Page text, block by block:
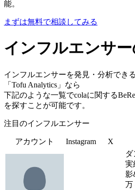
能。
まずは無料で相談してみる
インフルエンサ
インフルエンサーを発見・分析でき
「Tofu Analytics」なら
下記のような一覧でcolaに関する
を探すことが可能です。
注目のインフルエンサー
アカウント Instagram X
実
影
万